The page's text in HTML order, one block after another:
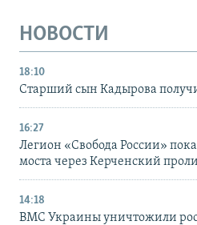
НОВОСТИ
18:10
Старший сын Кадырова
16:27
Легион «Свобода России»
моста через Керченский
14:18
ВМС Украины уничтожили